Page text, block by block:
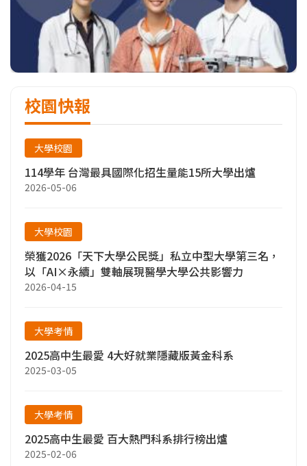
校園快報
大學校園
114學年 台灣最具國際化招生量能15所大學出爐
2026-05-06
大學校園
榮獲2026「天下大學公民獎」私立中型大學第三名，
以「AI×永續」雙軸展現醫學大學公共影響力
2026-04-15
大學考情
2025高中生最愛 4大好就業隱藏版黃金科系
2025-03-05
大學考情
2025高中生最愛 百大熱門科系排行榜出爐
2025-02-06